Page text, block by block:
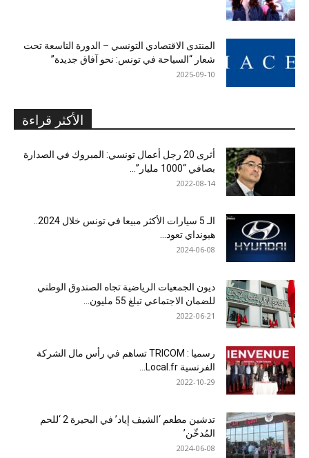
المنتدى الاقتصادي التونسي – الدورة التاسعة تحت
شعار “السياحة في تونس: نحو آفاق جديدة”
2025-09-10
الأكثر قراءة
أثرى 20 رجل أعمال تونسي: المبروك في الصدارة
بصافي “1000 مليار”...
2022-08-14
هيونداي تعود...
2024-06-08
ديون الجمعيات الرياضية تجاه الصندوق الوطني
للضمان الاجتماعي تبلغ 55 مليون...
2022-06-21
رسميا : TRICOM تساهم في رأس مال الشركة
الفرنسية Local.fr...
2022-10-29
تدشين مطعم ‘الشيف إياد’ في البحيرة 2 ‘للحم
المُدخّن’
2024-06-08